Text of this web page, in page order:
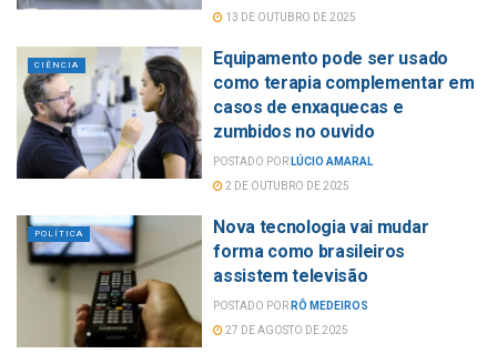
13 DE OUTUBRO DE 2025
CIÊNCIA
Equipamento pode ser usado
como terapia complementar em
casos de enxaquecas e
zumbidos no ouvido
POSTADO POR LÚCIO AMARAL
2 DE OUTUBRO DE 2025
POLÍTICA
Nova tecnologia vai mudar
forma como brasileiros
assistem televisão
POSTADO POR RÔ MEDEIROS
27 DE AGOSTO DE 2025